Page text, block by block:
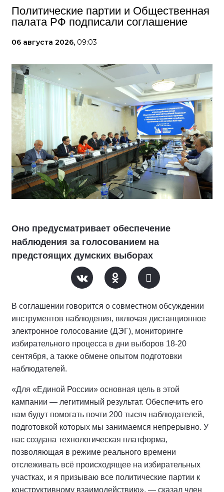
Политические партии и Общественная
палата РФ подписали соглашение
06 августа 2026, 09:03
Оно предусматривает обеспечение
наблюдения за голосованием на
предстоящих думских выборах
В соглашении говорится о совместном обсуждении
инструментов наблюдения, включая дистанционное
электронное голосование (ДЭГ), мониторинге
избирательного процесса в дни выборов 18-20
сентября, а также обмене опытом подготовки
наблюдателей.
«Для «Единой России» основная цель в этой
кампании — легитимный результат. Обеспечить его
нам будут помогать почти 200 тысяч наблюдателей,
подготовкой которых мы занимаемся непрерывно. У
нас создана технологическая платформа,
позволяющая в режиме реального времени
отслеживать всё происходящее на избирательных
участках, и я призываю все политические партии к
конструктивному взаимодействию», — сказал член